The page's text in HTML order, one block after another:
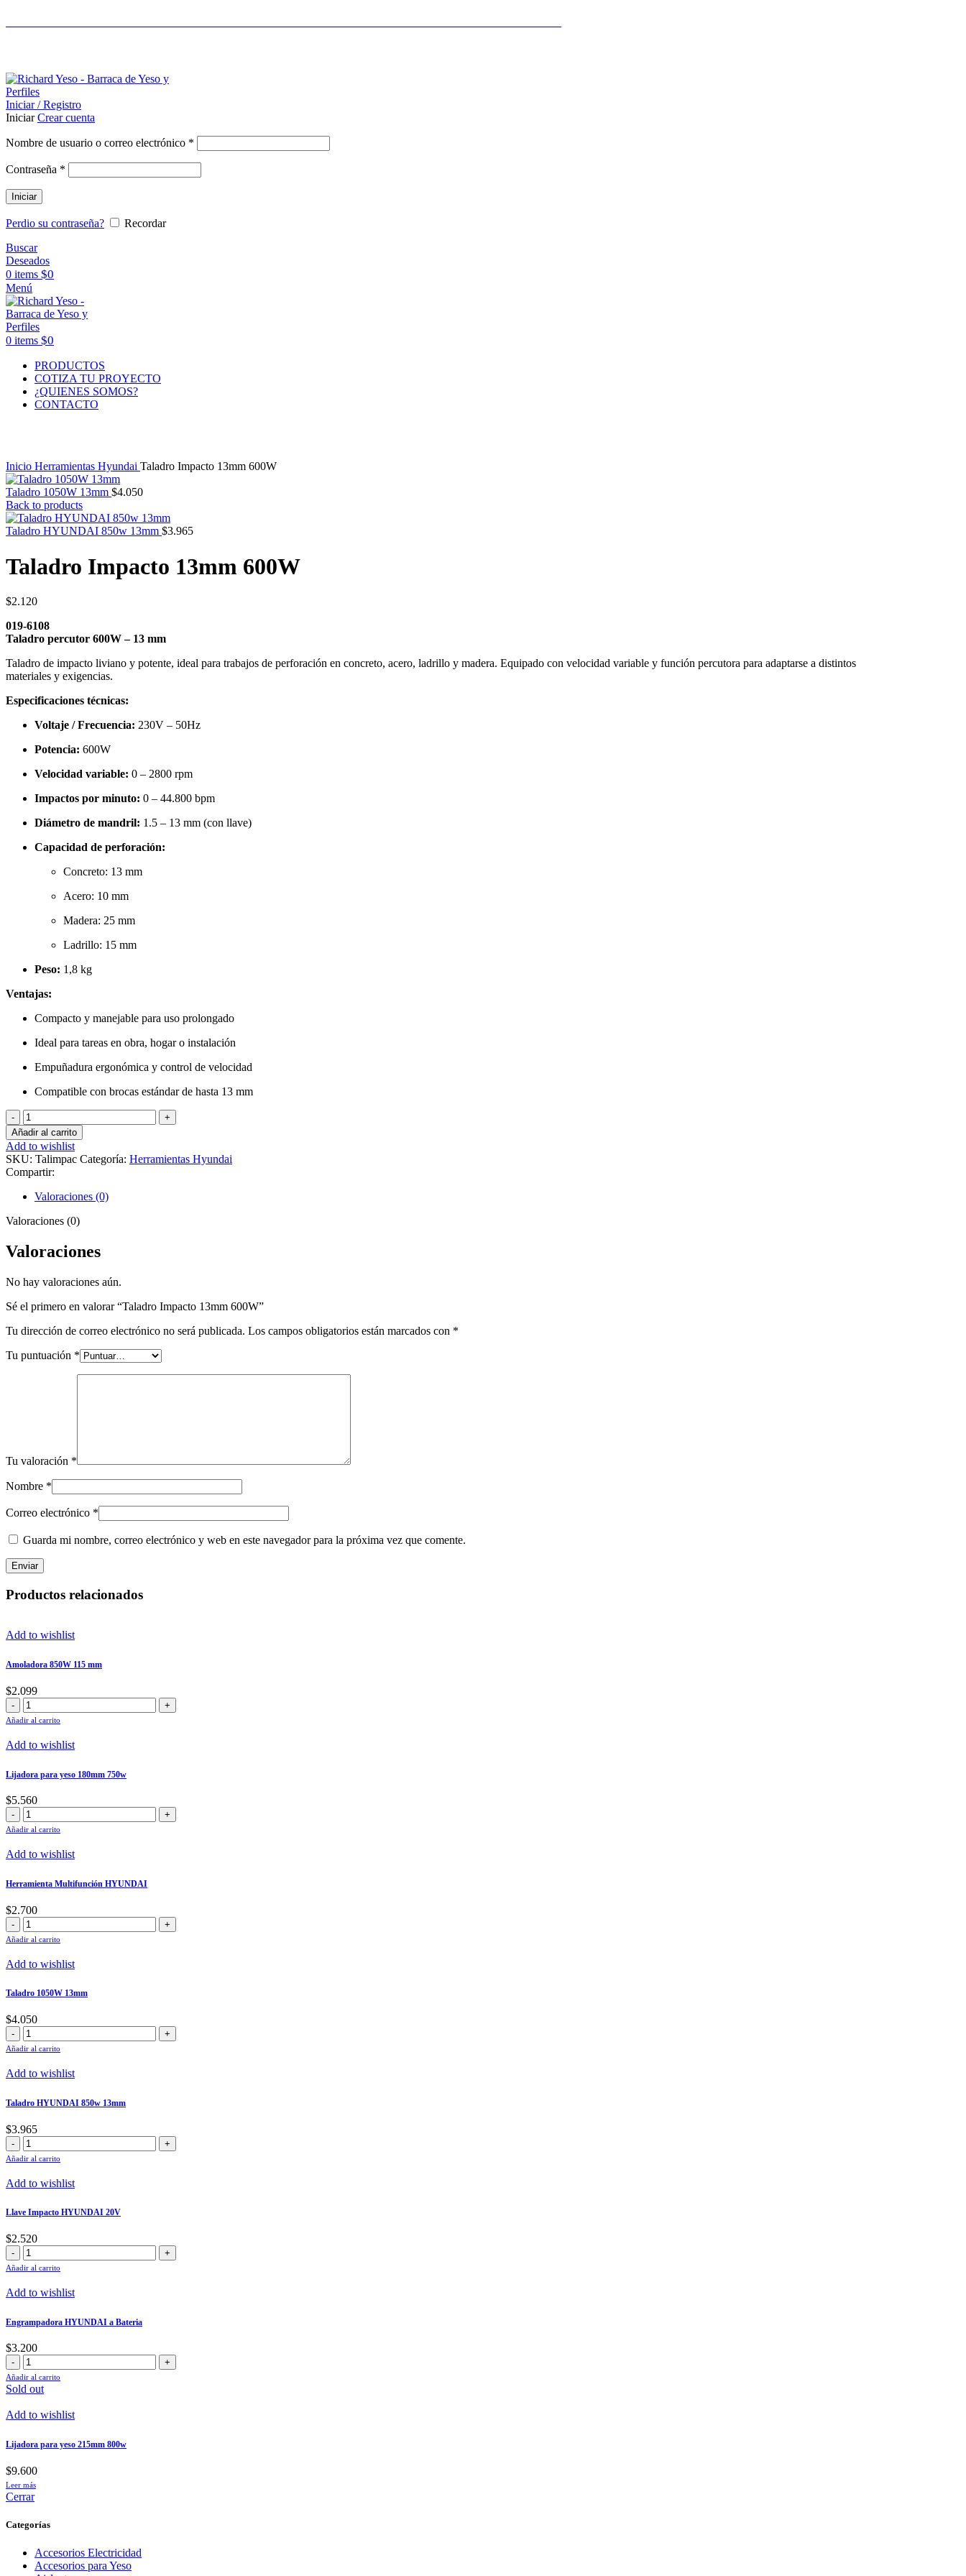
Iniciar / Registro
IniciarCrear cuenta
Nombre de usuario o correo electrónico *
Contraseña *
Iniciar
Perdio su contraseña?
Recordar
Buscar
Deseados
0 items $0
Menú
0 items $0
PRODUCTOS
COTIZA TU PROYECTO
¿QUIENES SOMOS?
CONTACTO
Inicio Herramientas Hyundai Taladro Impacto 13mm 600W
Taladro 1050W 13mm $4.050
Back to products
Taladro HYUNDAI 850w 13mm $3.965
Taladro Impacto 13mm 600W
$2.120
019-6108
Taladro percutor 600W – 13 mm
Taladro de impacto liviano y potente, ideal para trabajos de perforación en concreto, acero, ladrillo y madera. Equipado con velocidad variable y función percutora para adaptarse a distintos
materiales y exigencias.
Especificaciones técnicas:
Voltaje / Frecuencia: 230V – 50Hz
Potencia: 600W
Velocidad variable: 0 – 2800 rpm
Impactos por minuto: 0 – 44.800 bpm
Diámetro de mandril: 1.5 – 13 mm (con llave)
Capacidad de perforación:
Concreto: 13 mm
Acero: 10 mm
Madera: 25 mm
Ladrillo: 15 mm
Peso: 1,8 kg
Ventajas:
Compacto y manejable para uso prolongado
Ideal para tareas en obra, hogar o instalación
Empuñadura ergonómica y control de velocidad
Compatible con brocas estándar de hasta 13 mm
Taladro
Impacto
13mm
600W
cantidad
Añadir al carrito
Add to wishlist
SKU: Talimpac Categoría: Herramientas Hyundai
Compartir:
Valoraciones (0)
Valoraciones (0)
Valoraciones
No hay valoraciones aún.
Sé el primero en valorar “Taladro Impacto 13mm 600W”
Tu dirección de correo electrónico no será publicada. Los campos obligatorios están marcados con *
Tu puntuación *
Tu valoración *
Nombre *
Correo electrónico *
Guarda mi nombre, correo electrónico y web en este navegador para la próxima vez que comente.
Productos relacionados
Add to wishlist
Amoladora 850W 115 mm
$2.099
Amoladora
850W
mm
Añadir al carrito
Add to wishlist
Lijadora para yeso 180mm 750w
$5.560
Lijadora
para
180mm
Añadir al carrito
Add to wishlist
Herramienta Multifunción HYUNDAI
$2.700
Herramienta
Multifunción
cantidad
Añadir al carrito
Add to wishlist
Taladro 1050W 13mm
$4.050
Taladro
1050W
cantidad
Añadir al carrito
Add to wishlist
Taladro HYUNDAI 850w 13mm
$3.965
Taladro
HYUNDAI
13mm
Añadir al carrito
Add to wishlist
Llave Impacto HYUNDAI 20V
$2.520
Llave
Impacto
20V
Añadir al carrito
Add to wishlist
Engrampadora HYUNDAI a Bateria
$3.200
Engrampadora
HYUNDAI
a
cantidad
Añadir al carrito
Sold out
Add to wishlist
Lijadora para yeso 215mm 800w
$9.600
Leer más
Cerrar
Categorías
Accesorios Electricidad
Accesorios para Yeso